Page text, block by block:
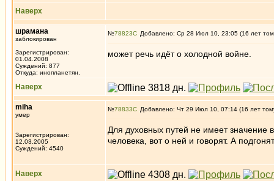
Наверх
шрамана
заблокирован
Зарегистрирован:
01.04.2008
Суждений: 877
Откуда: инопланетян.
№78823 Добавлено: Ср 28 Июл 10, 23:05 (16 лет
может речь идёт о холодной войне.
Наверх
miha
умер
Зарегистрирован:
12.03.2005
Суждений: 4540
№78833 Добавлено: Чт 29 Июл 10, 07:14 (16 лет
Для духовных путей не имеет
человека, вот о ней и говорят. А
Наверх